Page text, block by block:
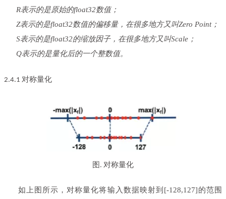
R表示的是原始的float32数值；
Z表示的是float32数值的偏移量，在很多地方又叫Zero Point；
S表示的是float32的缩放因子，在很多地方又叫Scale；
Q表示的是量化后的一个整数值。
2.4.1 对称量化
图 . 对称量化
如上图所示，对称量化将输入数据映射到[-128,127]的范围